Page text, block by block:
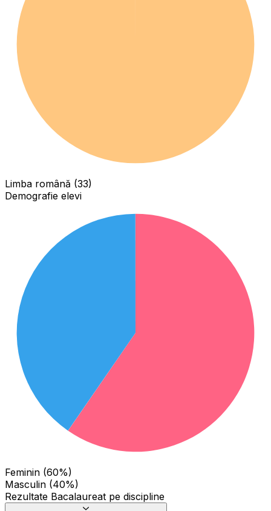
Limba română (33)
Demografie elevi
Feminin (60%)
Masculin (40%)
Rezultate Bacalaureat pe discipline